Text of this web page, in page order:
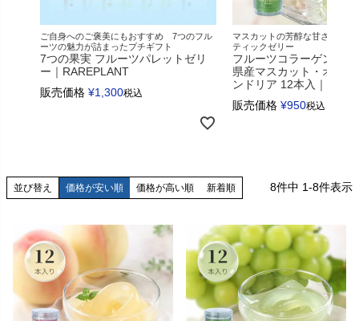
ご自身へのご褒美にもおすすめ 7つのフル
ーツの魅力が詰まったプチギフト
7つの果実 フルーツパレットゼリ
ー｜RAREPLANT
販売価格 ¥1,300税込
マスカットの芳醇な甘さが自慢
ティックゼリー
フルーツコラーゲンゼ
県産マスカット・オブ・
ンドリア 12本入｜
販売価格 ¥950税込
並び替え 価格が安い順 価格が高い順 新着順 8件中 1-8件表示